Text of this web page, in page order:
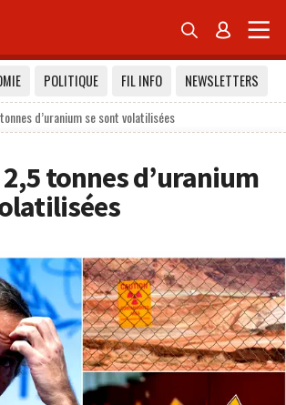
 
POLITIQUE FIL INFO
NEWSLETTERS
d’uranium se sont volatilisées
tonnes d’uranium